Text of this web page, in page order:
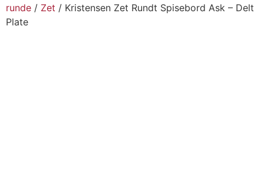
runde / Zet / Kristensen Zet Rundt Spisebord Ask – Delt
Plate